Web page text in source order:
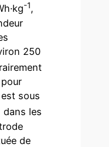
-1,
250
sous
dans les
de